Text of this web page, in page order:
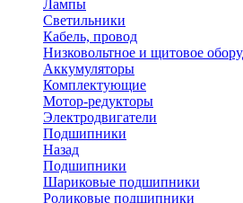
Лампы
Светильники
Кабель, провод
Низковольтное и щитовое
Аккумуляторы
Комплектующие
Мотор-редукторы
Электродвигатели
Подшипники
Назад
Подшипники
Шариковые подшипники
Роликовые подшипники